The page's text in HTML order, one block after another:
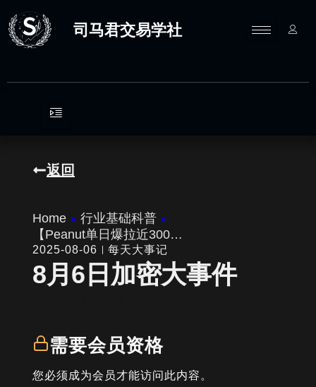
至
内
司马君交易学社
返回
Home » 行业基础科普 »
【Peanut单日爆拉近300…
2025-08-06 每天大事记
8月6日加密大事件
需要会员资格
您必须成为会员才能访问此内容。